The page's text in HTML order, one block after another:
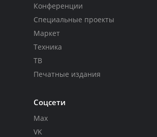
Конференции
Специальные проекты
Маркет
Техника
ТВ
Печатные издания
Соцсети
Max
VK